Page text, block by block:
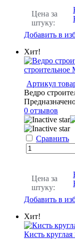
Цена за
штуку:
Добавить в
Хит!
строительное
Артикул
Ведро
0 отзывов
Сравнить
Цена за
штуку:
Добавить в
Хит!
Кисть